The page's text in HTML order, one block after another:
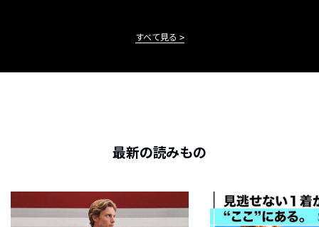
すべて見る
最新の読みもの